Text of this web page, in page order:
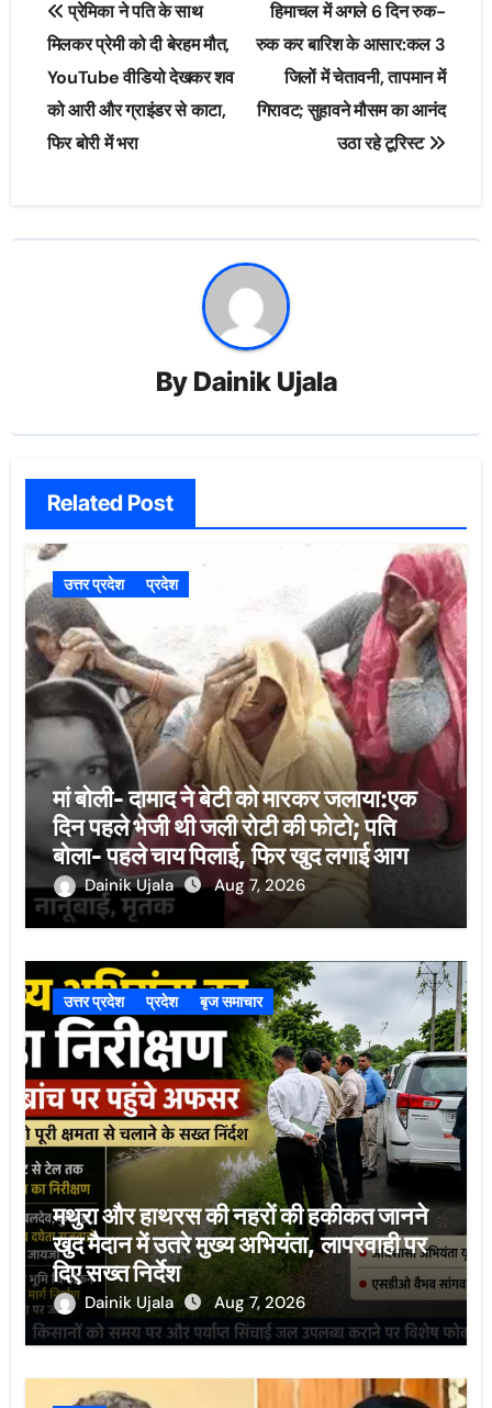
navigation
प्रेमिका ने पति के साथ
मिलकर प्रेमी को दी बेरहम मौत,
YouTube वीडियो देखकर शव
को आरी और ग्राइंडर से काटा,
फिर बोरी में भरा
हिमाचल में अगले 6 दिन रुक-
रुक कर बारिश के आसार:कल 3
जिलों में चेतावनी, तापमान में
गिरावट; सुहावने मौसम का आनंद
उठा रहे टूरिस्ट
By Dainik Ujala
Related Post
उत्तर प्रदेश प्रदेश
मां बोली- दामाद ने बेटी को मारकर जलाया:एक
दिन पहले भेजी थी जली रोटी की फोटो; पति
बोला- पहले चाय पिलाई, फिर खुद लगाई आग
Dainik Ujala Aug 7, 2026
उत्तर प्रदेश प्रदेश बृज समाचार
मथुरा और हाथरस की नहरों की हकीकत जानने
खुद मैदान में उतरे मुख्य अभियंता, लापरवाही पर
दिए सख्त निर्देश
Dainik Ujala Aug 7, 2026